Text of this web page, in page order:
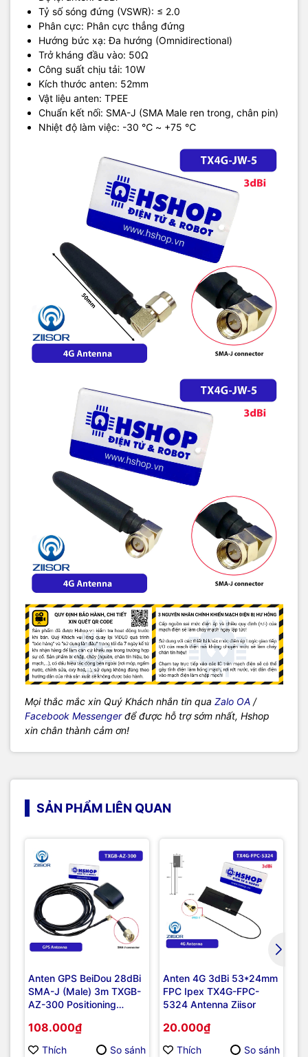
Tỷ số sóng đứng (VSWR): ≤ 2.0
Phân cực: Phân cực thẳng đứng
Hướng bức xạ: Đa hướng (Omnidirectional)
Trở kháng đầu vào: 50Ω
Công suất chịu tải: 10W
Kích thước anten: 52mm
Vật liệu anten: TPEE
Chuẩn kết nối: SMA-J (SMA Male ren trong, chân pin)
Nhiệt độ làm việc: -30 ℃ ~ +75 ℃
Mọi thắc mắc xin Quý Khách nhắn tin qua Zalo OA /
Facebook Messengerđể được hỗ trợ sớm nhất, Hshop
xin chân thành cảm ơn!
SẢN PHẨM LIÊN QUAN
Anten GPS BeiDou 28dBi
SMA-J (Male) 3m TXGB-
AZ-300 Positioning
108.000₫
Thích So sánh
Anten 4G 3dBi 53*24mm
FPC Ipex TX4G-FPC-
5324 Antenna Ziisor
20.000₫
Thích So sánh